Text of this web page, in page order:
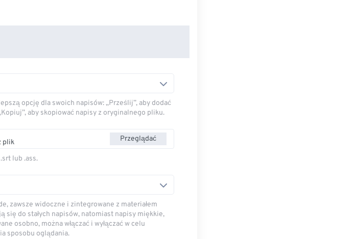
opcję dla swoich napisów: „Prześlij”, aby dodać
aby skopiować napisy z oryginalnego pliku.
plik Przeglądać
lub .ass.
zawsze widoczne i zintegrowane z materiałem
się do stałych napisów, natomiast napisy miękkie,
osobno, można włączać i wyłączać w celu
sposobu oglądania.